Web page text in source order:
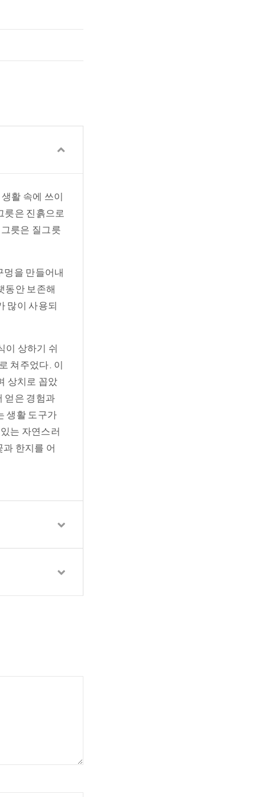
활 속에 쓰이
릇은 진흙으로
릇은 질그릇
멍을 만들어내
동안 보존해
많이 사용되
이 상하기 쉬
쳐주었다. 이
상치로 꼽았
얻은 경험과
생활 도구가
는 자연스러
한지를 어